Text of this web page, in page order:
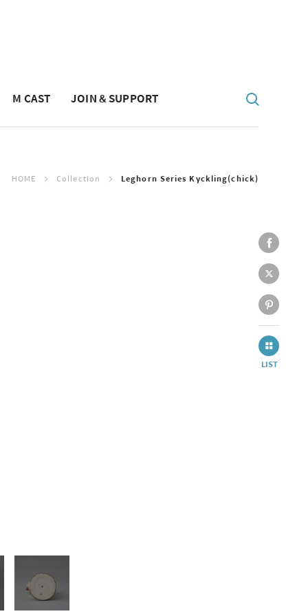
M CAST JOIN & SUPPORT
HOME Collection Leghorn Series Kyckling(chick)